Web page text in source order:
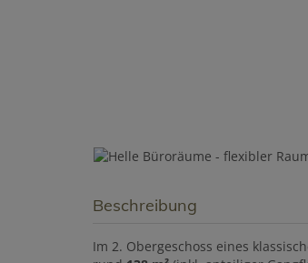
Beschreibung
Im 2. Obergeschoss eines